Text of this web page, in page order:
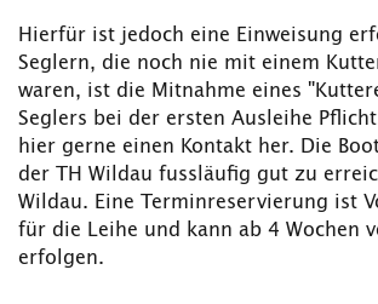
Hierfür ist jedoch eine Einweisung
Seglern, die noch nie mit einem
waren, ist die Mitnahme eines
Seglers bei der ersten Ausleihe
hier gerne einen Kontakt her. Die
der TH Wildau fussläufig gut zu
Wildau. Eine Terminreservierung ist
für die Leihe und kann ab 4 Wochen
erfolgen.